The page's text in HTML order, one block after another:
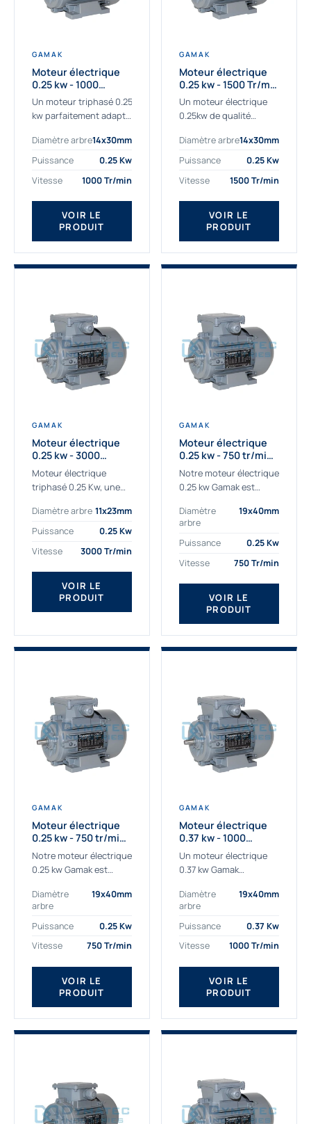
GAMAK
Moteur électrique
0.25 kw - 1000
Tr/min - 230/400V -
IE2
Un moteur triphasé 0.25
kw parfaitement adapté
sévères. Notre
important stock de
permet de livrer
rapidement tous types
de moteurs.
Ce moteur...
Diamètre arbre14x30mm
Puissance
0.25 Kw
Vitesse
1000 Tr/min
VOIR LE
PRODUIT
GAMAK
Moteur électrique
0.25 kw - 1500 Tr/min
- 230/400V - IE2
Un moteur électrique
0.25kw de qualité
professionnels. Notre
gamme de moteurs
sélectionné pour la très
haute...
Diamètre arbre14x30mm
Puissance
0.25 Kw
Vitesse
1500 Tr/min
VOIR LE
PRODUIT
GAMAK
Moteur électrique
0.25 kw - 3000
Tr/min - 230/400V -
IE2
Moteur électrique
triphasé 0.25 Kw, une
adaptée à tous types
de machines.
triphasé 0.25 Kw Gamak
à haut rendement...
Diamètre arbre 11x23mm
Puissance
0.25 Kw
Vitesse
3000 Tr/min
VOIR LE
PRODUIT
GAMAK
Moteur électrique
0.25 kw - 750 tr/min -
230/400V - IE2
Notre moteur électrique
0.25 kw Gamak est
aux applications
sévères. Nous
déterminons,
fournissons
des moteurs
asynchrones depuis de
nombreuses années....
Diamètre
arbre
19x40mm
Puissance
0.25 Kw
Vitesse
750 Tr/min
VOIR LE
PRODUIT
GAMAK
Moteur électrique
0.25 kw - 750 tr/min -
230/400V - IE3
Notre moteur électrique
0.25 kw Gamak est
aux applications
sévères. Nous
déterminons,
fournissons
des moteurs
asynchrones depuis de
nombreuses années....
Diamètre
arbre
19x40mm
Puissance
0.25 Kw
Vitesse
750 Tr/min
VOIR LE
PRODUIT
GAMAK
Moteur électrique
0.37 kw - 1000
Tr/min - 230/400V -
IE2
Un moteur électrique
0.37 kw Gamak
aux applications
industrielles.
Commander un moteur
Gamak c’est choisir un
produit de très haute
qualité....
Diamètre
arbre
19x40mm
Puissance
0.37 Kw
Vitesse
1000 Tr/min
VOIR LE
PRODUIT